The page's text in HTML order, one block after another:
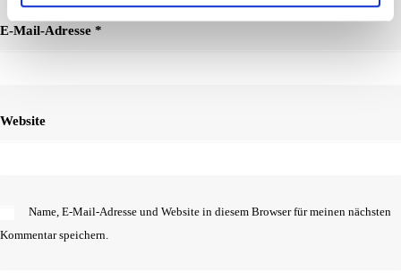
E-Mail-Adresse *
Website
Name, E-Mail-Adresse und Website in diesem Browser für meinen nächsten
Kommentar speichern.